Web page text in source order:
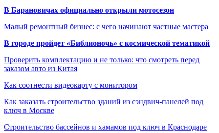
В Барановичах официально открыли мотосезон
Малый ремонтный бизнес: с чего начинают частные мастера
В городе пройдет «Библионочь» с космической тематикой
Проверить комплектацию и не только: что смотреть перед
заказом авто из Китая
Как соотнести видеокарту с монитором
Как заказать строительство зданий из сэндвич-панелей под
ключ в Москве
Строительство бассейнов и хамамов под ключ в Краснодаре